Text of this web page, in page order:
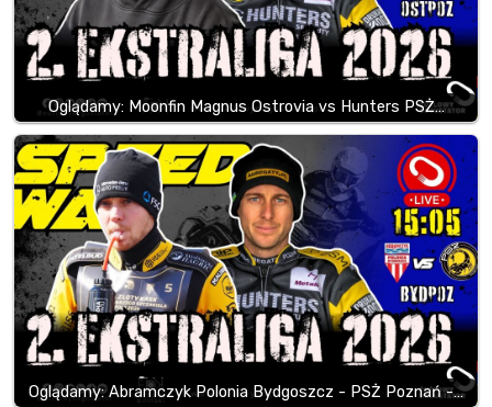
Oglądamy: Moonfin Magnus Ostrovia vs Hunters PSŻ…
Oglądamy: Abramczyk Polonia Bydgoszcz - PSŻ Poznań -…